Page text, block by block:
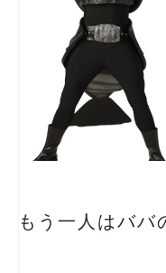
もう一人はババ